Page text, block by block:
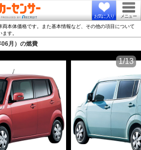
お気に入り メニュー
本体価格です。また基本情報など、その他の項目について
す。
06月）の燃費
1/13